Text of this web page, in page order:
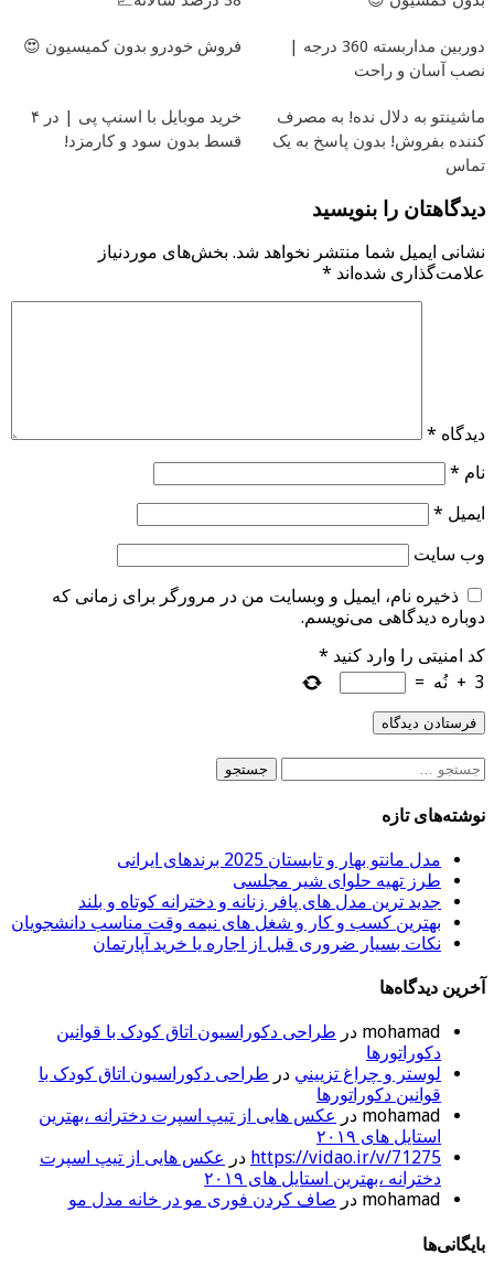
دوربین مداربسته 360 درجه |
نصب آسان و راحت
فروش خودرو بدون کمیسیون 😍
ماشینتو به دلال نده! به مصرف
کننده بفروش! بدون پاسخ به یک
تماس
خرید موبایل با اسنپ پی | در ۴
قسط بدون سود و کارمزد!
دیدگاهتان را بنویسید
نشانی ایمیل شما منتشر نخواهد شد. بخش‌های موردنیاز
علامت‌گذاری شده‌اند *
دیدگاه *
نام *
ایمیل *
وب‌ سایت
ذخیره نام، ایمیل و وبسایت من در مرورگر برای زمانی که
دوباره دیدگاهی می‌نویسم.
کد امنیتی را وارد کنید *
3
+ نُه =
جستجو
نوشته‌های تازه
مدل مانتو بهار و تابستان 2025 برندهای ایرانی
طرز تهیه حلوای شیر مجلسی
جدید ترین مدل های پافر زنانه و دخترانه کوتاه و بلند
بهترین کسب و کار و شغل های نیمه وقت مناسب دانشجویان
نکات بسیار ضروری قبل از اجاره یا خرید آپارتمان
آخرین دیدگاه‌ها
mohamad در طراحی دکوراسیون اتاق کودک با قوانین
دکوراتورها
لوستر و چراغ تزييني در طراحی دکوراسیون اتاق کودک با
قوانین دکوراتورها
mohamad در عکس هایی از تیپ اسپرت دخترانه ،بهترین
استایل های ۲۰۱۹
https://vidao.ir/v/71275 در عکس هایی از تیپ اسپرت
دخترانه ،بهترین استایل های ۲۰۱۹
mohamad در صاف کردن فوری مو در خانه مدل مو
بایگانی‌ها